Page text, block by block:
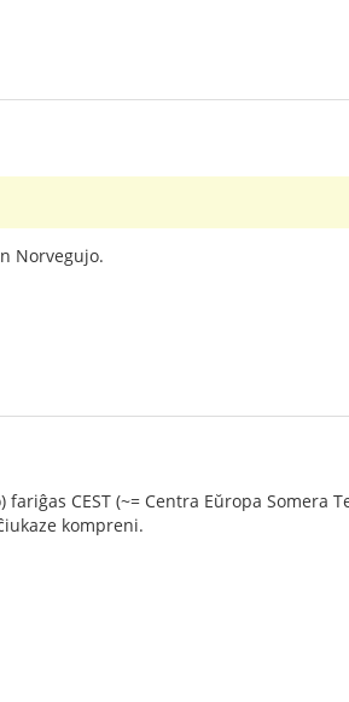
Norvegujo.
fariĝas CEST (~= Centra Eŭropa
kompreni.